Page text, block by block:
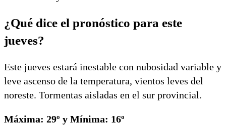
¿Qué dice el pronóstico para este
jueves?
Este jueves estará inestable con nubosidad variable y
leve ascenso de la temperatura, vientos leves del
noreste. Tormentas aisladas en el sur provincial.
Máxima: 29º y Mínima: 16º